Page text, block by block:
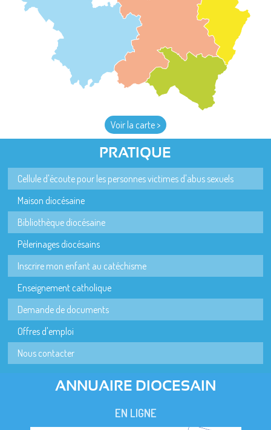
Voir la carte >
PRATIQUE
Cellule d'écoute pour les personnes victimes d'abus sexuels
Maison diocésaine
Bibliothèque diocésaine
Pèlerinages diocésains
Inscrire mon enfant au catéchisme
Enseignement catholique
Demande de documents
Offres d'emploi
Nous contacter
ANNUAIRE DIOCESAIN
EN LIGNE